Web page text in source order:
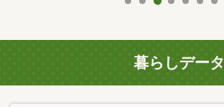
暮らしデータ